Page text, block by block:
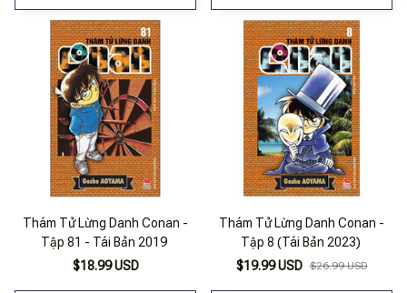
Thám Tử Lừng Danh Conan -
Tập 81 - Tái Bản 2019
$18.99 USD
Thám Tử Lừng Danh Conan -
Tập 8 (Tái Bản 2023)
$19.99 USD $26.99 USD